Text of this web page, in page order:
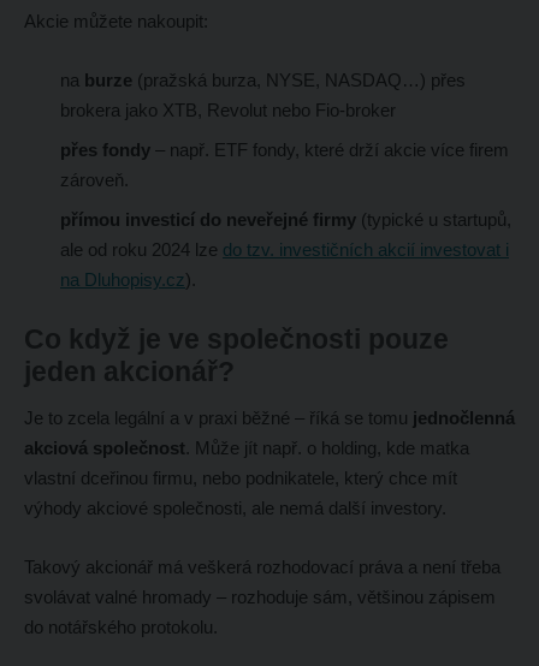
Akcie můžete nakoupit:
na burze (pražská burza, NYSE, NASDAQ…) přes
brokera jako XTB, Revolut nebo Fio-broker
přes fondy– např. ETF fondy, které drží akcie více firem
zároveň.
přímou investicí do neveřejné firmy(typické u startupů,
ale od roku 2024 lze do tzv. investičních akcií investovat i
na Dluhopisy.cz).
Co když je ve společnosti pouze
jeden akcionář?
Je to zcela legální a v praxi běžné – říká se tomu jednočlenná
akciová společnost. Může jít např. o holding, kde matka
vlastní dceřinou firmu, nebo podnikatele, který chce mít
výhody akciové společnosti, ale nemá další investory.
Takový akcionář má veškerá rozhodovací práva a není třeba
svolávat valné hromady – rozhoduje sám, většinou zápisem
do notářského protokolu.